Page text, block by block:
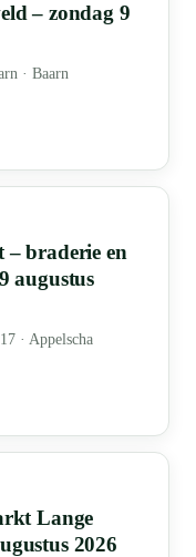
– zondag 9
· Baarn
– braderie en
augustus
· Appelscha
Lange
2026